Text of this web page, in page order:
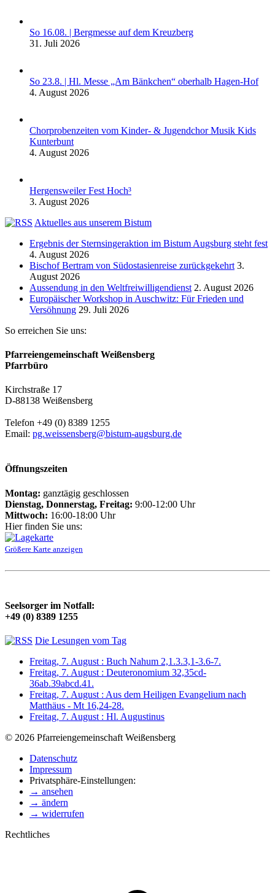
So 16.08. | Bergmesse auf dem Kreuzberg
31. Juli 2026
So 23.8. | Hl. Messe „Am Bänkchen“ oberhalb Hagen-Hof
4. August 2026
Chorprobenzeiten vom Kinder- & Jugendchor Musik Kids
Kunterbunt
4. August 2026
Hergensweiler Fest Hoch³
3. August 2026
Aktuelles aus unserem Bistum
Ergebnis der Sternsingeraktion im Bistum Augsburg steht fest
4. August 2026
Bischof Bertram von Südostasienreise zurückgekehrt 3.
August 2026
Aussendung in den Weltfreiwilligendienst 2. August 2026
Europäischer Workshop in Auschwitz: Für Frieden und
Versöhnung 29. Juli 2026
So erreichen Sie uns:
Pfarreiengemeinschaft Weißensberg
Pfarrbüro
Kirchstraße 17
D-88138 Weißensberg
Telefon +49 (0) 8389 1255
Email: pg.weissensberg@bistum-augsburg.de
Öffnungszeiten
Montag: ganztägig geschlossen
Dienstag, Donnerstag, Freitag: 9:00-12:00 Uhr
Mittwoch: 16:00-18:00 Uhr
Hier finden Sie uns:
Größere Karte anzeigen
Seelsorger im Notfall:
+49 (0) 8389 1255
Die Lesungen vom Tag
Freitag, 7. August : Buch Nahum 2,1.3.3,1-3.6-7.
Freitag, 7. August : Deuteronomium 32,35cd-
36ab.39abcd.41.
Freitag, 7. August : Aus dem Heiligen Evangelium nach
Matthäus - Mt 16,24-28.
Freitag, 7. August : Hl. Augustinus
© 2026 Pfarreiengemeinschaft Weißensberg
Datenschutz
Impressum
Privatsphäre-Einstellungen:
→ ansehen
→ ändern
→ widerrufen
Rechtliches